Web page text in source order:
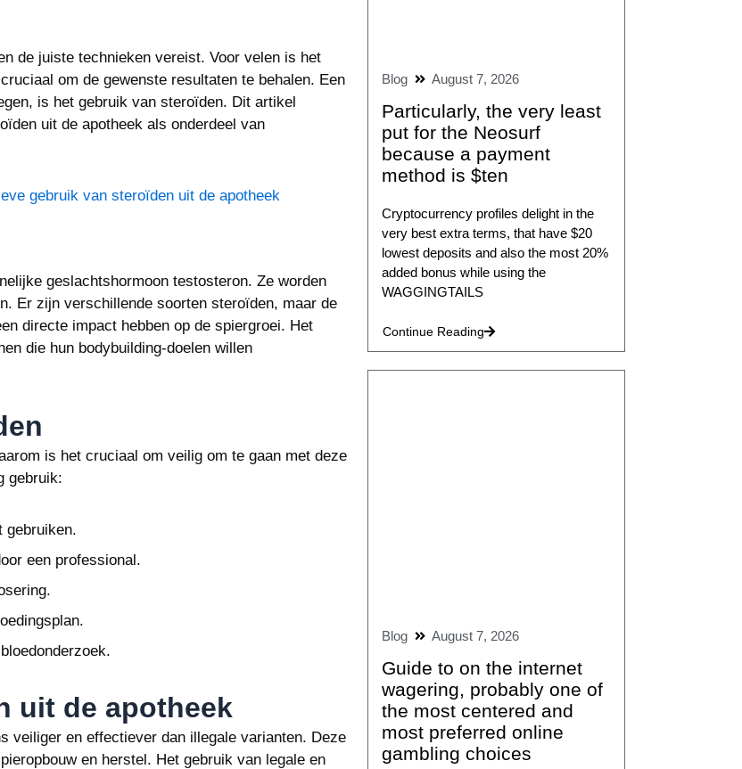
de juiste technieken vereist. Voor velen is het
om de gewenste resultaten te behalen. Een
is het gebruik van steroïden. Dit artikel
uit de apotheek als onderdeel van
gebruik van steroïden uit de apotheek
geslachtshormoon testosteron. Ze worden
Er zijn verschillende soorten steroïden, maar de
directe impact hebben op de spiergroei. Het
die hun bodybuilding-doelen willen
is het cruciaal om veilig om te gaan met deze
gebruik:
gebruiken.
een professional.
uit de apotheek
veiliger en effectiever dan illegale varianten. Deze
en herstel. Het gebruik van legale en
Blog August 7, 2026
Particularly, the very least
put for the Neosurf
because a payment
method is $ten
Cryptocurrency profiles delight in the
very best extra terms, that have $20
lowest deposits and also the most 20%
added bonus while using the
WAGGINGTAILS
Continue Reading
Blog August 7, 2026
Guide to on the internet
wagering, probably one of
the most centered and
most preferred online
gambling choices